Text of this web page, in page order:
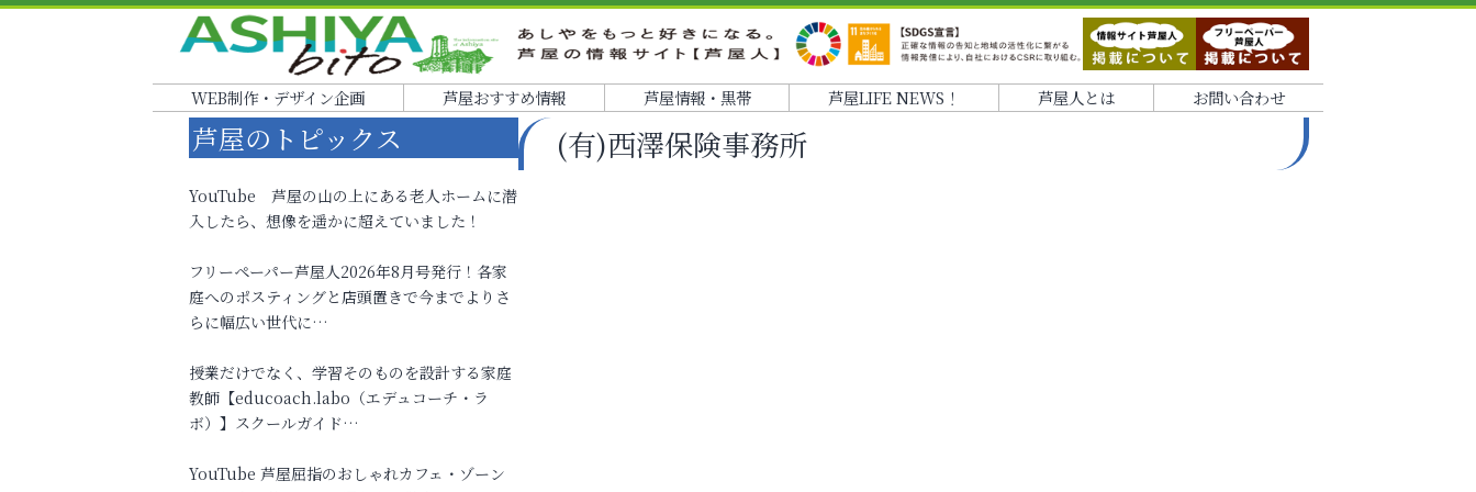
WEB制作・デザイン企画 芦屋おすすめ情報 芦屋情報・黒帯 芦屋LIFE NEWS！ 芦屋人とは お問い合わせ
(有)西澤保険事務所
芦屋のトピックス
YouTube 芦屋の山の上にある老人ホームに潜
入したら、想像を遥かに超えていました！
フリーペーパー芦屋人2026年8月号発行！各家
庭へのポスティングと店頭置きで今までよりさ
らに幅広い世代に…
授業だけでなく、学習そのものを設計する家庭
教師【educoach.labo（エデュコーチ・ラ
ボ）】スクールガイド…
YouTube 芦屋屈指のおしゃれカフェ・ゾーン